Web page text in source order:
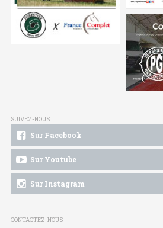
SUIVEZ-NOUS
Sur Facebook
Sur Youtube
Sur Instagram
CONTACTEZ-NOUS